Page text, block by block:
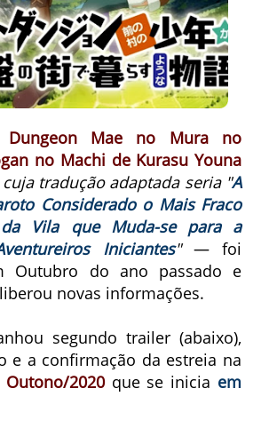
Dungeon Mae no Mura no
no Machi de Kurasu Youna
cuja tradução adaptada seria "A
Considerado o Mais Fraco
Vila que Muda-se para a
Iniciantes" —foi
Outubro do ano passado e
novas informações.
segundo trailer (abaixo),
e a confirmação da estreia na
Outono/2020que se inicia em